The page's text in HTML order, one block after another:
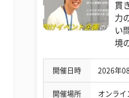
貫
力
い
境
開催日時 2026年
開催場所 オンライ